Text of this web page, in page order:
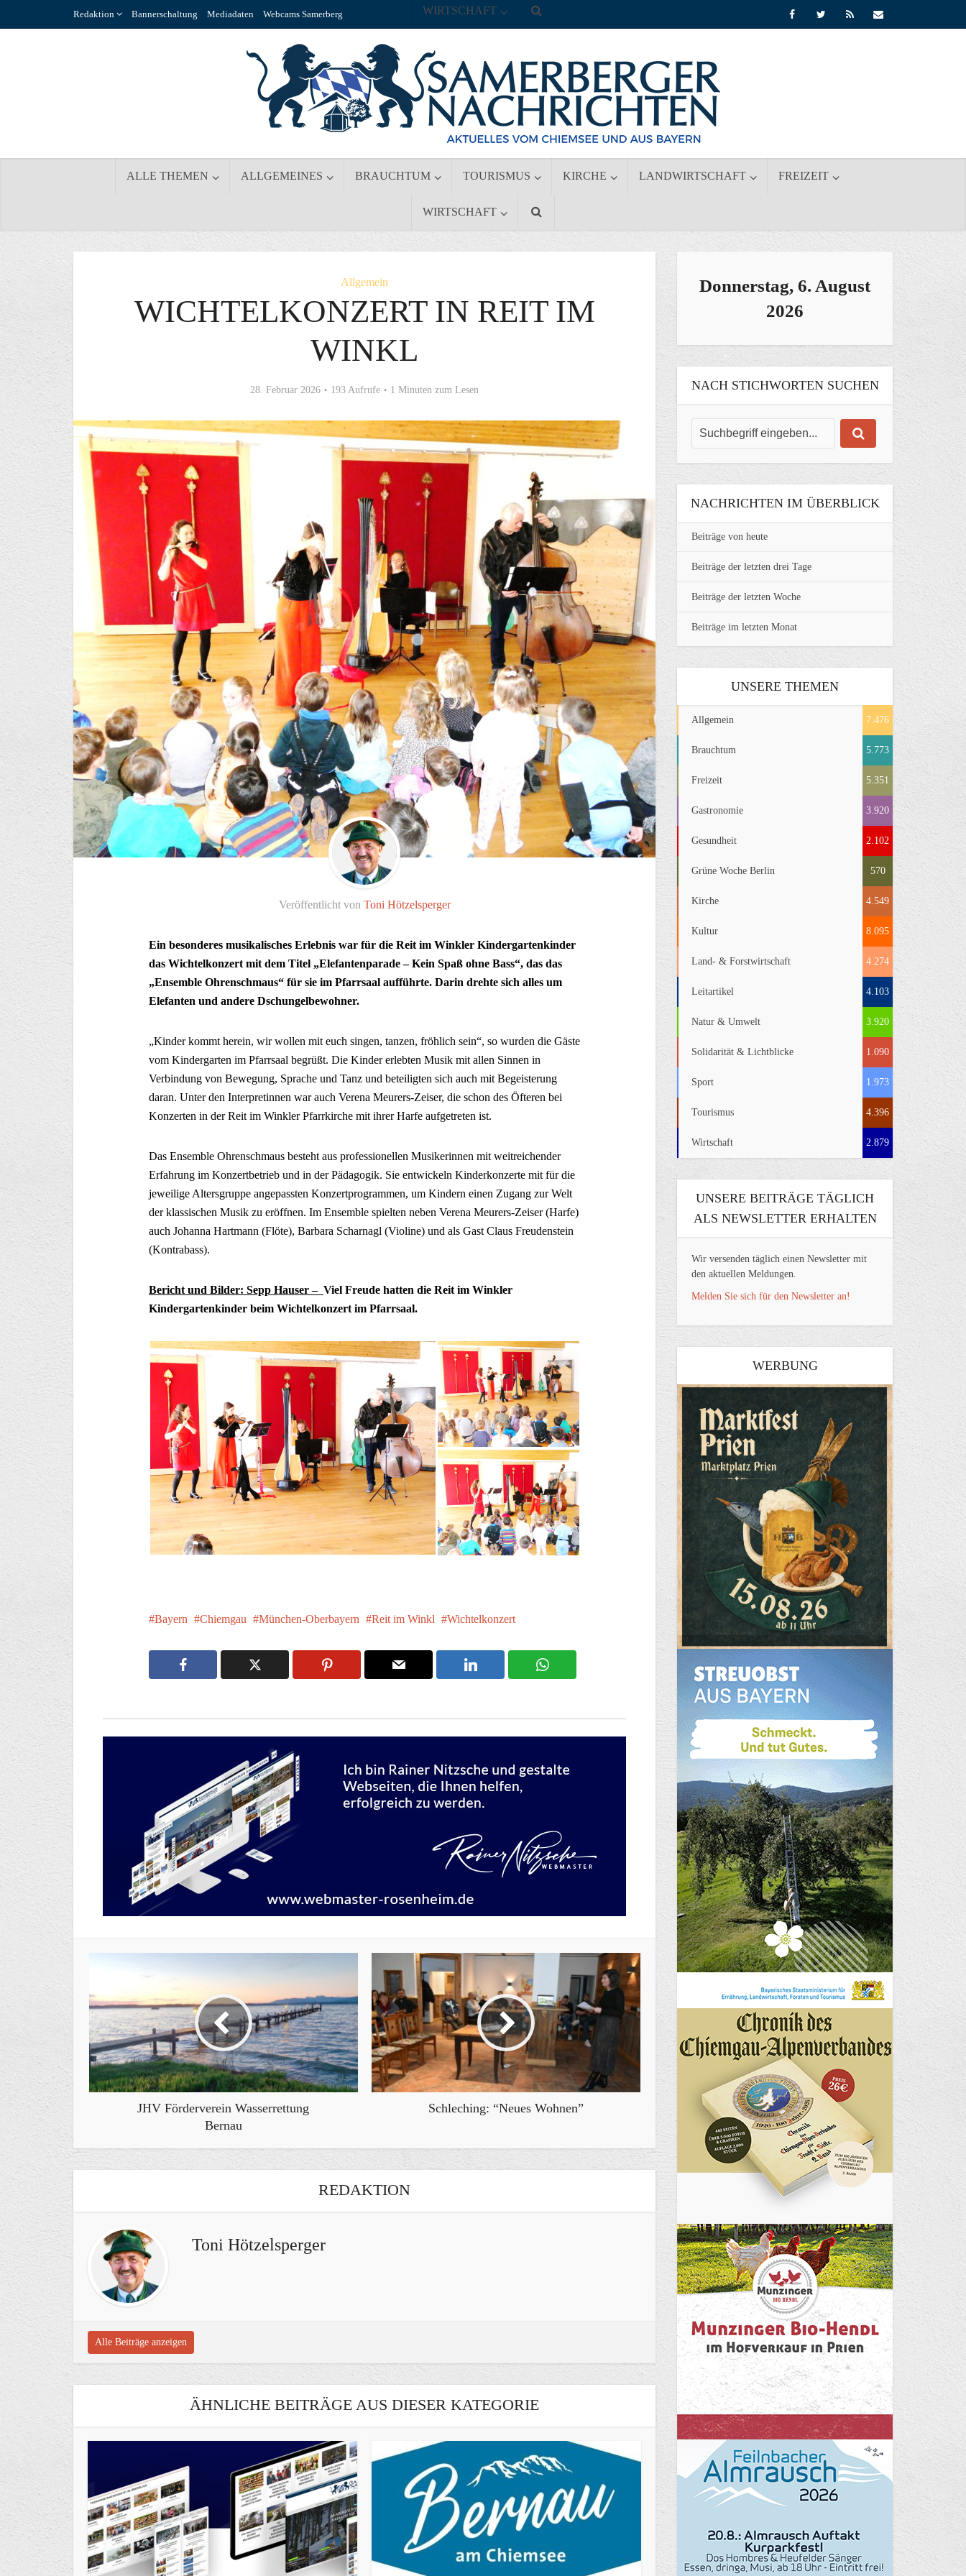
Redaktion Bannerschaltung Mediadaten Webcams Samerberg
ALLE THEMEN ALLGEMEINES BRAUCHTUM TOURISMUS KIRCHE LANDWIRTSCHAFT FREIZEIT
WIRTSCHAFT
WIRTSCHAFT
Allgemein
WICHTELKONZERT IN REIT IM
WINKL
28. Februar 2026 193 Aufrufe 1 Minuten zum Lesen
Veröffentlicht von Toni Hötzelsperger
Ein besonderes musikalisches Erlebnis war für die Reit im Winkler Kindergartenkinder
das Wichtelkonzert mit dem Titel „Elefantenparade – Kein Spaß ohne Bass“, das das
„Ensemble Ohrenschmaus“ für sie im Pfarrsaal aufführte. Darin drehte sich alles um
Elefanten und andere Dschungelbewohner.
„Kinder kommt herein, wir wollen mit euch singen, tanzen, fröhlich sein“, so wurden die Gäste
vom Kindergarten im Pfarrsaal begrüßt. Die Kinder erlebten Musik mit allen Sinnen in
Verbindung von Bewegung, Sprache und Tanz und beteiligten sich auch mit Begeisterung
daran. Unter den Interpretinnen war auch Verena Meurers-Zeiser, die schon des Öfteren bei
Konzerten in der Reit im Winkler Pfarrkirche mit ihrer Harfe aufgetreten ist.
Das Ensemble Ohrenschmaus besteht aus professionellen Musikerinnen mit weitreichender
Erfahrung im Konzertbetrieb und in der Pädagogik. Sie entwickeln Kinderkonzerte mit für die
jeweilige Altersgruppe angepassten Konzertprogrammen, um Kindern einen Zugang zur Welt
der klassischen Musik zu eröffnen. Im Ensemble spielten neben Verena Meurers-Zeiser (Harfe)
auch Johanna Hartmann (Flöte), Barbara Scharnagl (Violine) und als Gast Claus Freudenstein
(Kontrabass).
Bericht und Bilder: Sepp Hauser – Viel Freude hatten die Reit im Winkler
Kindergartenkinder beim Wichtelkonzert im Pfarrsaal.
Bayern Chiemgau München-Oberbayern Reit im Winkl Wichtelkonzert
JHV Förderverein Wasserrettung
Bernau
Schleching: “Neues Wohnen”
REDAKTION
Toni Hötzelsperger
Alle Beiträge anzeigen
ÄHNLICHE BEITRÄGE AUS DIESER KATEGORIE
Donnerstag, 6. August
2026
NACH STICHWORTEN SUCHEN
NACHRICHTEN IM ÜBERBLICK
Beiträge von heute
Beiträge der letzten drei Tage
Beiträge der letzten Woche
Beiträge im letzten Monat
UNSERE THEMEN
Allgemein 7.476
Brauchtum 5.773
Freizeit 5.351
Gastronomie 3.920
Gesundheit 2.102
Grüne Woche Berlin 570
Kirche 4.549
Kultur 8.095
Land- & Forstwirtschaft 4.274
Leitartikel 4.103
Natur & Umwelt 3.920
Solidarität & Lichtblicke 1.090
Sport 1.973
Tourismus 4.396
Wirtschaft 2.879
UNSERE BEITRÄGE TÄGLICH
ALS NEWSLETTER ERHALTEN
Wir versenden täglich einen Newsletter mit
den aktuellen Meldungen.
Melden Sie sich für den Newsletter an!
WERBUNG